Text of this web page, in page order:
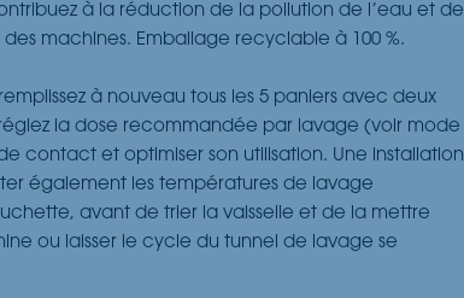
à la réduction de la pollution de l’eau et de
machines. Emballage recyclable à 100 %.
à nouveau tous les 5 paniers avec deux
la dose recommandée par lavage (voir mode
contact et optimiser son utilisation. Une installation
également les températures de lavage
avant de trier la vaisselle et de la mettre
ou laisser le cycle du tunnel de lavage se